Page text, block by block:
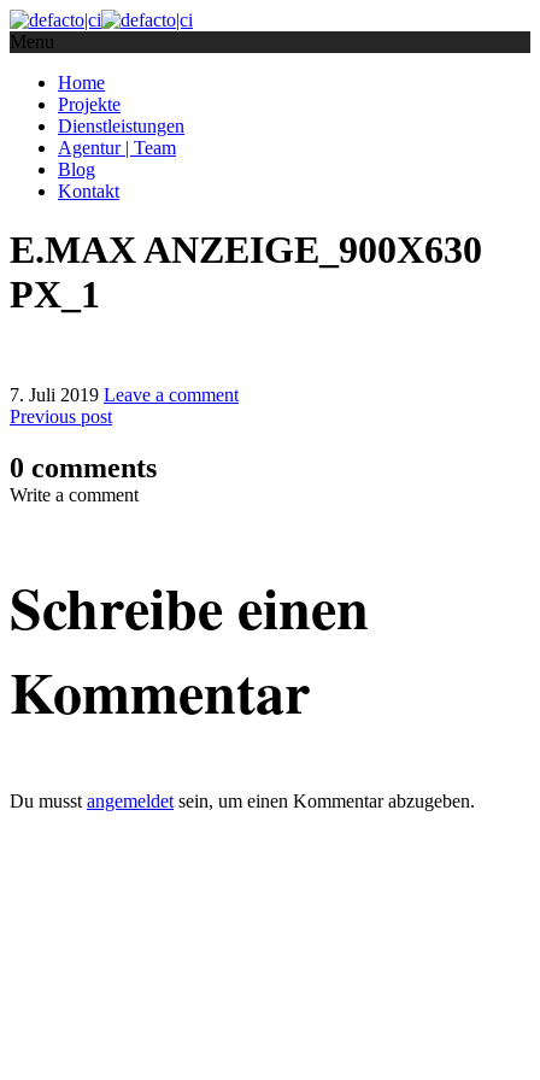
Menu
Home
Projekte
Dienstleistungen
Agentur | Team
Blog
Kontakt
E.MAX ANZEIGE_900X630
PX_1
7. Juli 2019 Leave a comment
Previous post
0 comments
Write a comment
Schreibe einen
Kommentar
Du musst angemeldet sein, um einen Kommentar abzugeben.